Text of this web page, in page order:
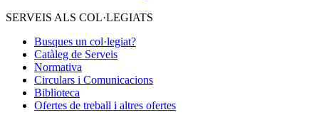
SERVEIS ALS COL·LEGIATS
Busques un col·legiat?
Catàleg de Serveis
Normativa
Circulars i Comunicacions
Biblioteca
Ofertes de treball i altres ofertes